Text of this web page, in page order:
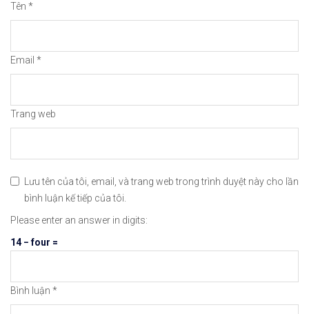
Tên *
Email *
Trang web
Lưu tên của tôi, email, và trang web trong trình duyệt này cho lần
bình luận kế tiếp của tôi.
Please enter an answer in digits:
14 − four =
Bình luận *